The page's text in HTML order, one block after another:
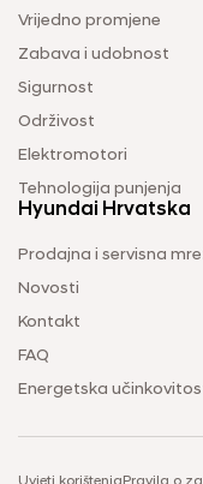
Vrijedno promjene
Zabava i udobnost
Sigurnost
Održivost
Elektromotori
Tehnologija punjenja
Hyundai Hrvatska
Prodajna i servisna
Novosti
Kontakt
FAQ
Energetska
Uvjeti korištenja Pravila o